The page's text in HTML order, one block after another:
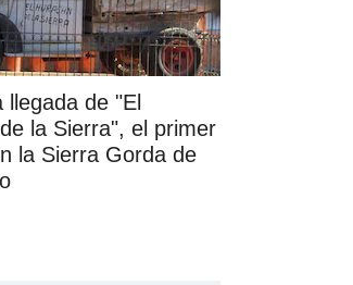
de "El
la Sierra", el primer
la Sierra Gorda de